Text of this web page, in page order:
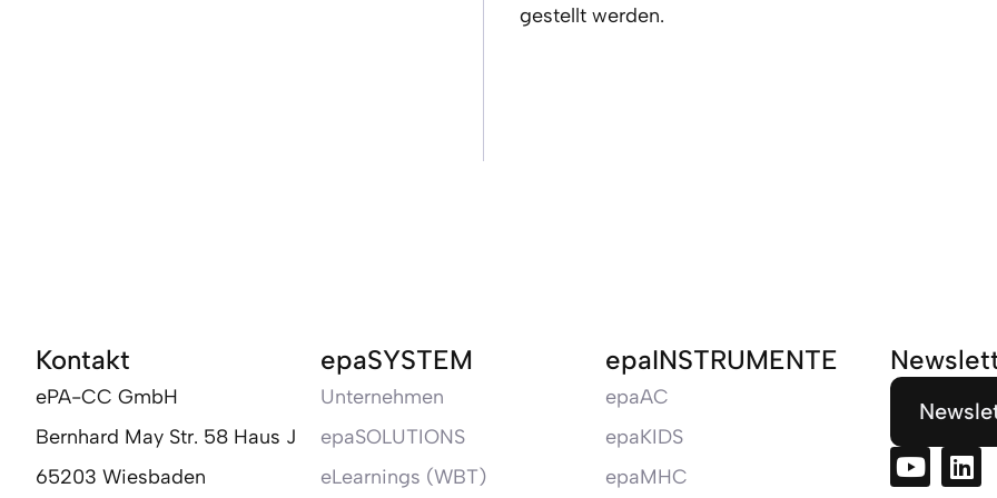
gestellt werden.
Kontakt
ePA-CC GmbH
Bernhard May Str. 58 Haus J
65203 Wiesbaden
epaSYSTEM
Unternehmen
epaSOLUTIONS
eLearnings (WBT)
epaINSTRUMENTE
epaAC
epaKIDS
epaMHC